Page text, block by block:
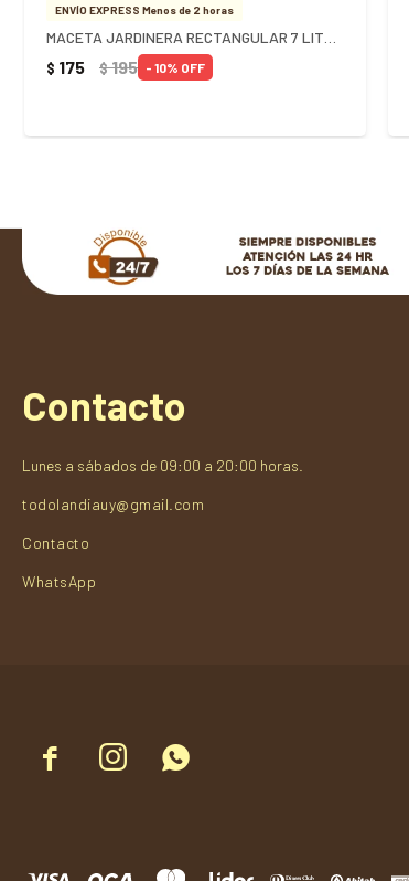
ENVÍO EXPRESS Menos de 2 horas
$ 175 $195 10
  
Contacto
Lunes a sábados de 09:00 a 20:00 horas.
todolandiauy@gmail.com
Contacto
WhatsApp